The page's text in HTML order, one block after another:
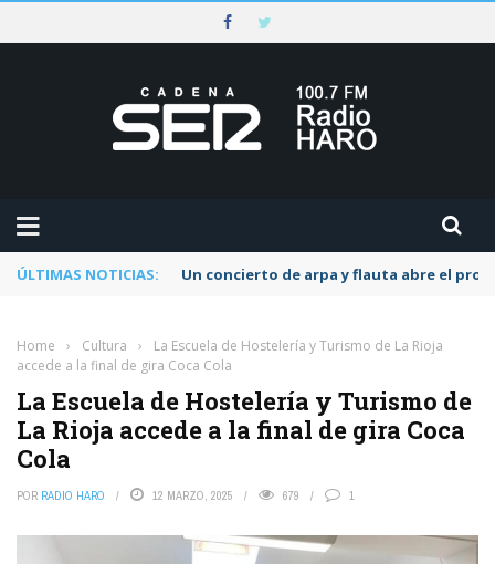
ÚLTIMAS NOTICIAS: Un concierto de arpa y flauta abre el
Home › Cultura ›
La Escuela de Hostelería y Turismo de La Rioja
accede a la final de gira Coca Cola
La Escuela de Hostelería y Turismo de
La Rioja accede a la final de gira Coca
Cola
POR RADIO HARO 12 MARZO, 2025 679 1